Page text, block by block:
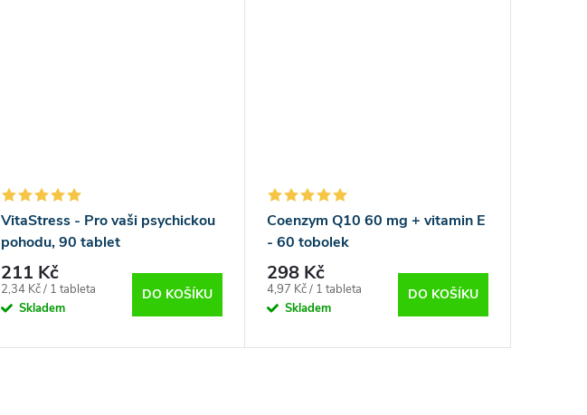
VitaStress - Pro vaši psychickou
pohodu, 90 tablet
211 Kč
Měrná
cena:
2,34 Kč / 1 tableta
Skladem
DO KOŠÍKU
Coenzym Q10 60 mg + vitamin E
- 60 tobolek
298 Kč
Měrná
cena:
4,97 Kč / 1 tableta
Skladem
DO KOŠÍKU